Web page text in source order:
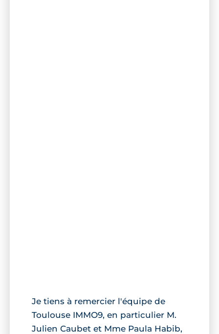
Je tiens à remercier l'équipe de
Toulouse IMMO9, en particulier M.
Julien Caubet et Mme Paula Habib,